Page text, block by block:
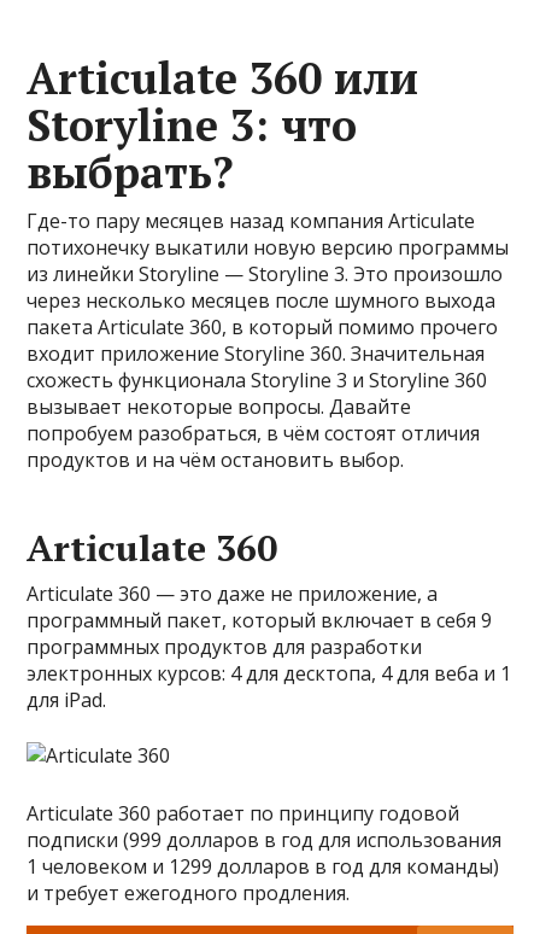
Articulate 360 или
Storyline 3: что
выбрать?
Где-то пару месяцев назад компания Articulate
потихонечку выкатили новую версию программы
из линейки Storyline — Storyline 3. Это произошло
через несколько месяцев после шумного выхода
пакета Articulate 360, в который помимо прочего
входит приложение Storyline 360. Значительная
схожесть функционала Storyline 3 и Storyline 360
вызывает некоторые вопросы. Давайте
попробуем разобраться, в чём состоят отличия
продуктов и на чём остановить выбор.
Articulate 360
Articulate 360 — это даже не приложение, а
программный пакет, который включает в себя 9
программных продуктов для разработки
электронных курсов: 4 для десктопа, 4 для веба и 1
для iPad.
Articulate 360 работает по принципу годовой
подписки (999 долларов в год для использования
1 человеком и 1299 долларов в год для команды)
и требует ежегодного продления.